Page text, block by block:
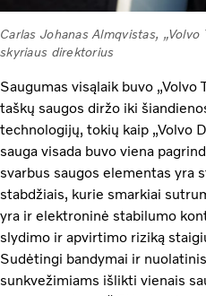
Carlas Johanas Almqvistas,
skyriaus direktorius
Saugumas visąlaik buvo „Volvo
taškų saugos diržo iki
technologijų, tokių kaip „Volvo
sauga visada buvo viena
svarbus saugos elementas yra
stabdžiais, kurie smarkiai
yra ir elektroninė stabilumo
slydimo ir apvirtimo riziką
Sudėtingi bandymai ir
sunkvežimiams išlikti vienais